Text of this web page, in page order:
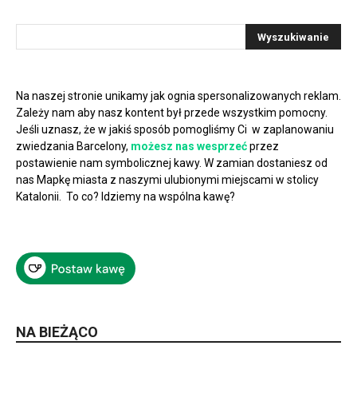
Na naszej stronie unikamy jak ognia spersonalizowanych reklam.
Zależy nam aby nasz kontent był przede wszystkim pomocny.
Jeśli uznasz, że w jakiś sposób pomogliśmy Ci w zaplanowaniu
zwiedzania Barcelony, możesz nas wesprzećprzez
postawienie nam symbolicznej kawy. W zamian dostaniesz od
nas Mapkę miasta z naszymi ulubionymi miejscami w stolicy
Katalonii. To co? Idziemy na wspólna kawę?
NA BIEŻĄCO